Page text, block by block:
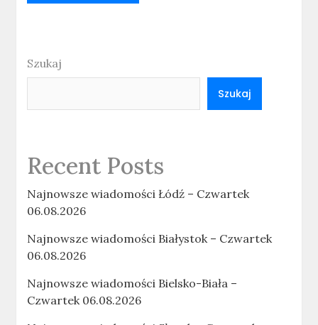
Szukaj
Szukaj
Recent Posts
Najnowsze wiadomości Łódź – Czwartek
06.08.2026
Najnowsze wiadomości Białystok – Czwartek
06.08.2026
Najnowsze wiadomości Bielsko-Biała –
Czwartek 06.08.2026